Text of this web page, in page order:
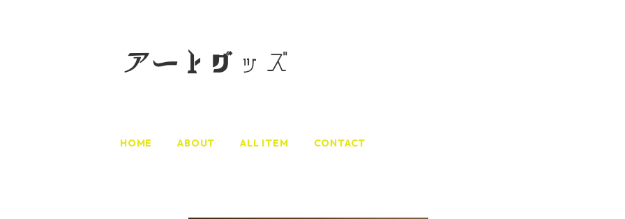
HOME ABOUT ALL ITEM CONTACT